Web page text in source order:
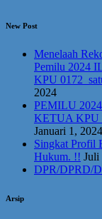
New Post
Menelaah
Pemilu 2024
KPU 0172
2024
PEMILU
KETUA KPU
Januari 1, 2024
Singkat Profil
Hukum. !! Juli
DPR/DPRD/
Arsip